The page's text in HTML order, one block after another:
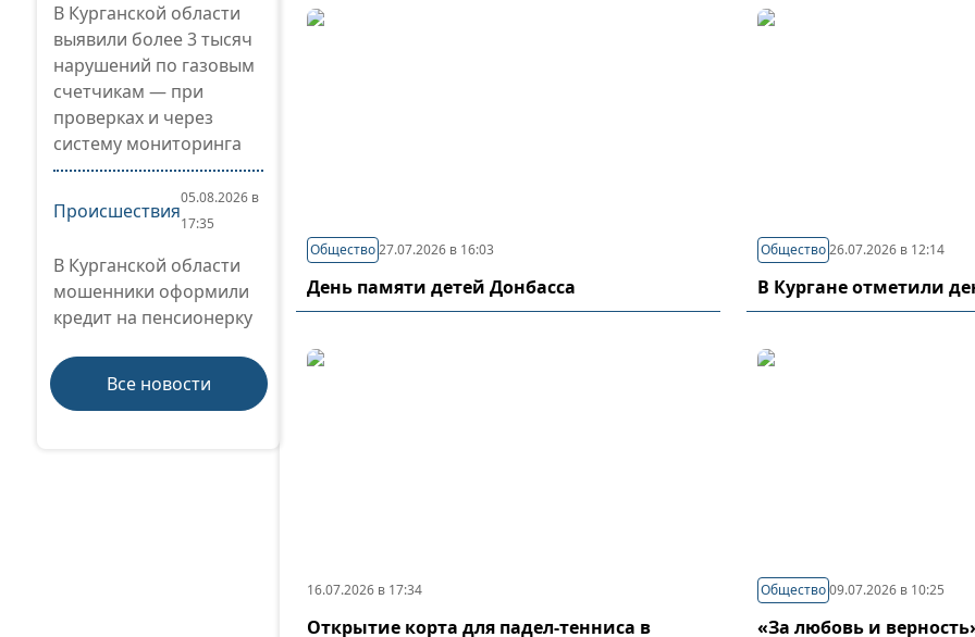
В Курганской области
выявили более 3 тысяч
нарушений по газовым
счетчикам — при
проверках и через
систему мониторинга
Происшествия
05.08.2026 в
17:35
В Курганской области
мошенники оформили
кредит на пенсионерку
Все новости
Общество27.07.2026 в 16:03
День памяти детей Донбасса
Общество 26.07.2026 в 12:14
В Кургане отметили
16.07.2026 в 17:34
Открытие корта для падел-тенниса в
Общество 09.07.2026 в 10:25
«За любовь и